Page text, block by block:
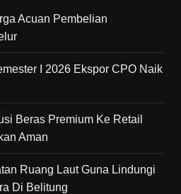
Acuan Pembelian
I 2026 Ekspor CPO Naik
Beras Premium Ke Retail
Aman
Ruang Laut Guna Lindungi
Di Belitung